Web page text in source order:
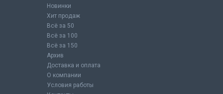
Новинки
Хит продаж
Всё за 50
Всё за 100
Всё за 150
Архив
Доставка и оплата
О компании
Условия работы